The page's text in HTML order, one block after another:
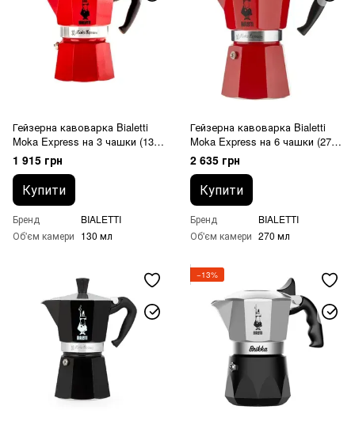
Гейзерна кавоварка Bialetti
Moka Express на 3 чашки (130
мл) Червона
1 915 грн
Купити
Бренд
BIALETTI
Об'єм камери 130 мл
Гейзерна кавоварка Bialetti
Moka Express на 6 чашки (270
мл) Червона
2 635 грн
Купити
Бренд
BIALETTI
Об'єм камери 270 мл
−13%